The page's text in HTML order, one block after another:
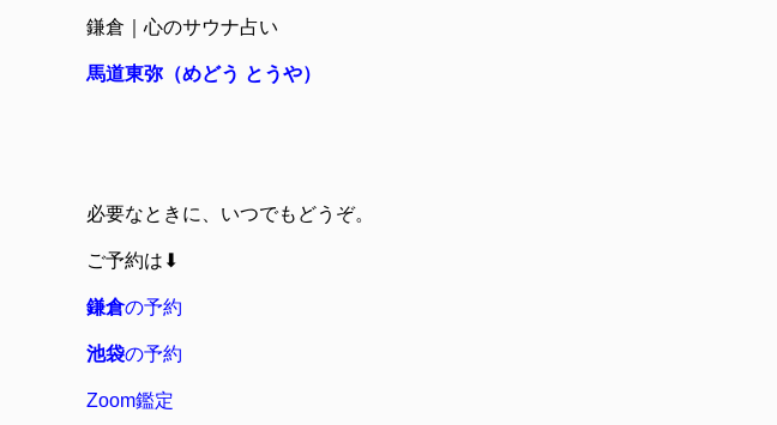
鎌倉｜心のサウナ占い
馬道東弥（めどう とうや）
必要なときに、いつでもどうぞ。
ご予約は⬇︎
鎌倉の予約
池袋の予約
Zoom鑑定